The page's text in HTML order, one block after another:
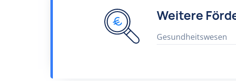
Weitere
Gesundheitswesen